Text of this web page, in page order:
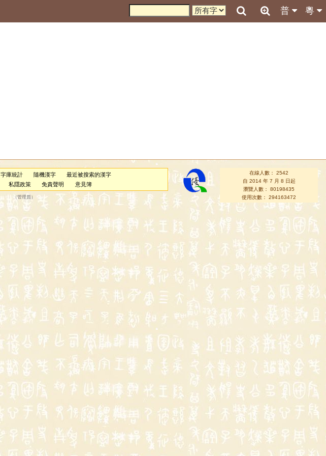
粵
普
字庫統計 隨機漢字
最近被搜索的漢字
私隱政策 免責聲明 意見簿
（管理員 ）
在線人數： 2542
自 2014 年 7 月 8 日起
瀏覽人數： 80198435
使用次數： 294163472